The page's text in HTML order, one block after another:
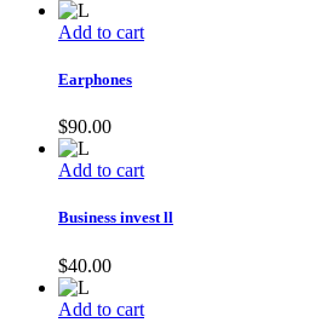
Add to cart
Earphones
$90.00
Add to cart
Business invest ll
$40.00
Add to cart